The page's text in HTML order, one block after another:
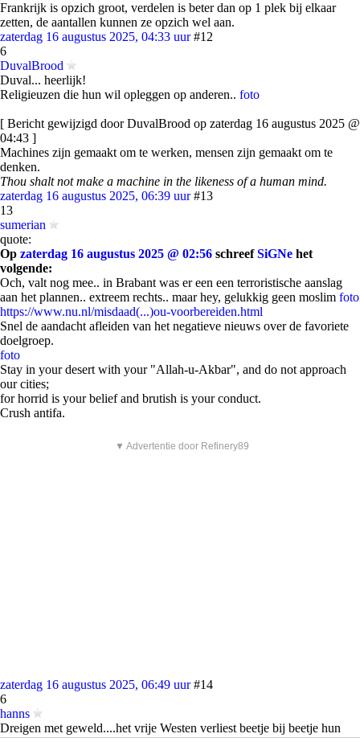
Frankrijk is opzich groot, verdelen is beter dan op 1 plek bij elkaar
zetten, de aantallen kunnen ze opzich wel aan.
zaterdag 16 augustus 2025, 04:33 uur #12
6
DuvalBrood
Duval... heerlijk!
Religieuzen die hun wil opleggen op anderen.. foto
[ Bericht gewijzigd door DuvalBrood op zaterdag 16 augustus 2025 @
04:43 ]
Machines zijn gemaakt om te werken, mensen zijn gemaakt om te
denken.
Thou shalt not make a machine in the likeness of a human mind.
zaterdag 16 augustus 2025, 06:39 uur #13
13
sumerian
quote:
Op zaterdag 16 augustus 2025 @ 02:56 schreefSiGNe het
volgende:
Och, valt nog mee.. in Brabant was er een een terroristische aanslag
aan het plannen.. extreem rechts.. maar hey, gelukkig geen moslim foto
https://www.nu.nl/misdaad(...)ou-voorbereiden.html
Snel de aandacht afleiden van het negatieve nieuws over de favoriete
doelgroep.
foto
Stay in your desert with your "Allah-u-Akbar", and do not approach
our cities;
for horrid is your belief and brutish is your conduct.
Crush antifa.
▼ Advertentie door Refinery89
zaterdag 16 augustus 2025, 06:49 uur #14
6
hanns
Dreigen met geweld....het vrije Westen verliest beetje bij beetje hun
identiteit door religie gekken!